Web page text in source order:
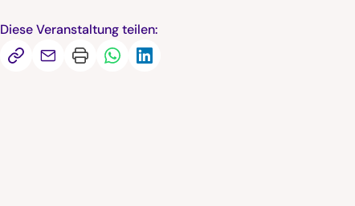
Diese Veranstaltung teilen: